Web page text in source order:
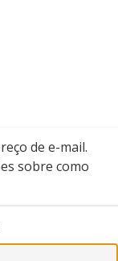
de e-mail.
sobre como